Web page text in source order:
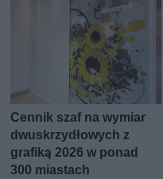
Cennik szaf na wymiar
dwuskrzydłowych z
grafiką 2026 w ponad
300 miastach